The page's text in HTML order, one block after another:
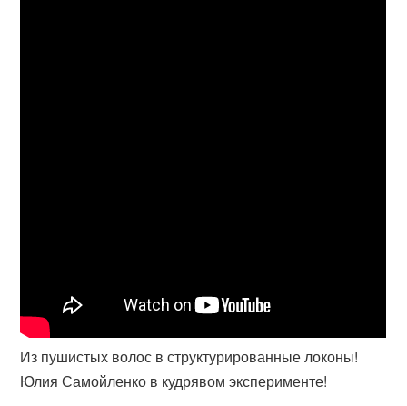
Из пушистых волос в структурированные локоны!
Юлия Самойленко в кудрявом эксперименте!